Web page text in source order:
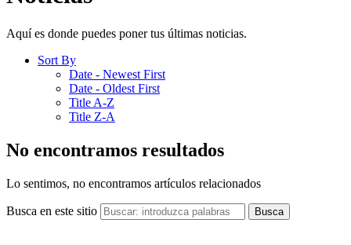
Aquí es donde puedes poner tus últimas noticias.
Sort By
Date - Newest First
Date - Oldest First
Title A-Z
Title Z-A
No encontramos resultados
Lo sentimos, no encontramos artículos relacionados
Busca en este sitio